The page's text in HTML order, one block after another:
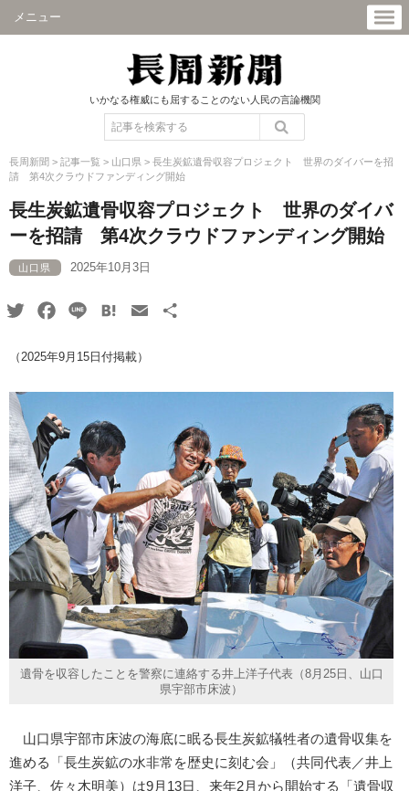
メニュー
いかなる権威にも屈することのない人民の言論機関
長周新聞 > 記事一覧 > 山口県 > 長生炭鉱遺骨収容プロジェクト 世界のダイバーを招
請 第4次クラウドファンディング開始
長生炭鉱遺骨収容プロジェクト 世界のダイバ
ーを招請 第4次クラウドファンディング開始
山口県 2025年10月3日
TwitterFacebook
Line HatenaEmail
（2025年9月15日付掲載）
遺骨を収容したことを警察に連絡する井上洋子代表（8月25日、山口
県宇部市床波）
山口県宇部市床波の海底に眠る長生炭鉱犠牲者の遺骨収集を
進める「長生炭鉱の水非常を歴史に刻む会」（共同代表／井上
洋子、佐々木明美）は9月13日、来年2月から開始する「遺骨収